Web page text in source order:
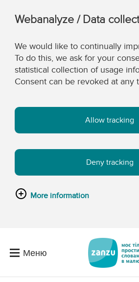
Webanalyze / Data
We would like to continually
To do this, we ask for your
statistical collection of usage
Consent can be revoked at any
Allow tracking
Deny tracking
More information
Меню